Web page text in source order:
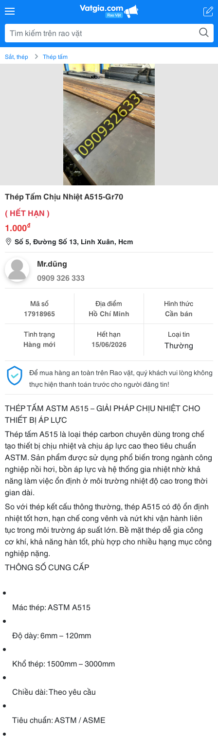
Sắt, thép Thép tấm
Thép Tấm Chịu Nhiệt A515-Gr70
( HẾT HẠN )
1.000₫
Số 5, Đường Số 13, Linh Xuân, Hcm
Mr.dũng
0909 326 333
Mã số
17918965
Địa điểm
Hồ Chí Minh
Hình thức
Cần bán
Tình trạng
Hàng mới
Hết hạn
15/06/2026
Loại tin
Thường
Để mua hàng an toàn trên Rao vặt, quý khách vui lòng không
thực hiện thanh toán trước cho người đăng tin!
THÉP TẤM ASTM A515 – GIẢI PHÁP CHỊU NHIỆT CHO
THIẾT BỊ ÁP LỰC
Thép tấm A515 là loại thép carbon chuyên dùng trong chế
tạo thiết bị chịu nhiệt và chịu áp lực cao theo tiêu chuẩn
ASTM. Sản phẩm được sử dụng phổ biến trong ngành công
nghiệp nồi hơi, bồn áp lực và hệ thống gia nhiệt nhờ khả
năng làm việc ổn định ở môi trường nhiệt độ cao trong thời
gian dài.
So với thép kết cấu thông thường, thép A515 có độ ổn định
nhiệt tốt hơn, hạn chế cong vênh và nứt khi vận hành liên
tục trong môi trường áp suất lớn. Bề mặt thép dễ gia công
cơ khí, khả năng hàn tốt, phù hợp cho nhiều hạng mục công
nghiệp nặng.
THÔNG SỐ CUNG CẤP
Mác thép: ASTM A515
Độ dày: 6mm – 120mm
Khổ thép: 1500mm – 3000mm
Chiều dài: Theo yêu cầu
Tiêu chuẩn: ASTM / ASME